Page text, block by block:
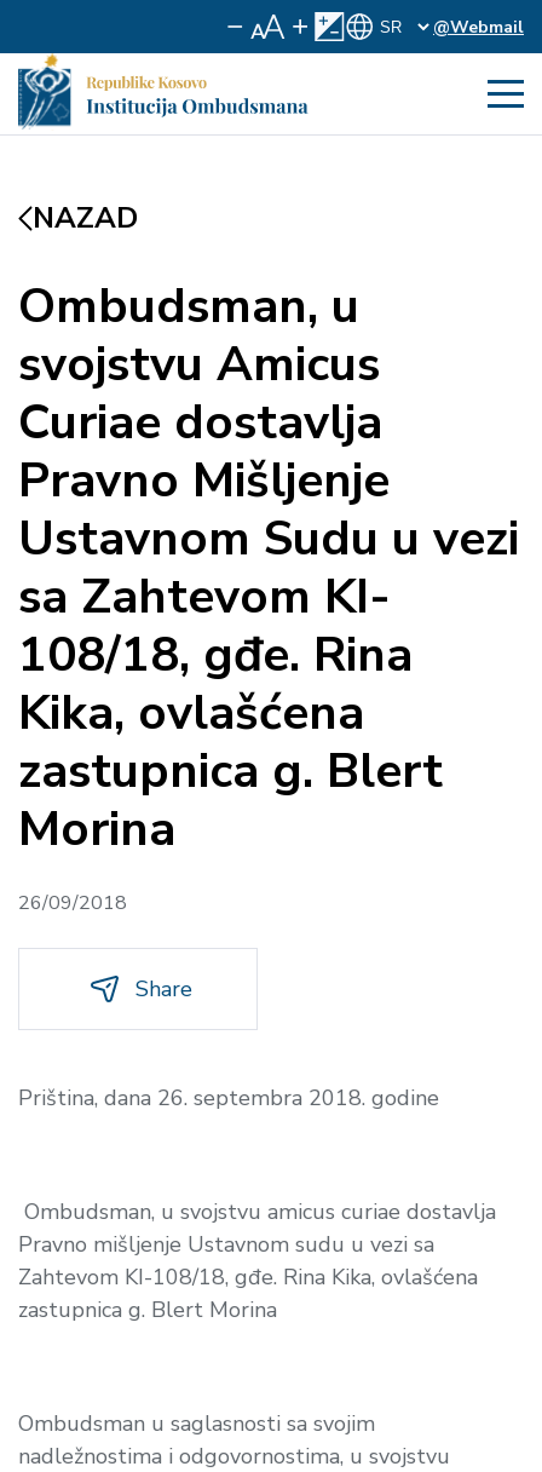
@Webmail
NAZAD
Ombudsman, u
svojstvu Amicus
Curiae dostavlja
Pravno Mišljenje
Ustavnom Sudu u vezi
sa Zahtevom KI-
108/18, gđe. Rina
Kika, ovlašćena
zastupnica g. Blert
Morina
26/09/2018
Share
Priština, dana 26. septembra 2018. godine
Ombudsman, u svojstvu amicus curiae dostavlja
Pravno mišljenje Ustavnom sudu u vezi sa
Zahtevom KI-108/18, gđe. Rina Kika, ovlašćena
zastupnica g. Blert Morina
Ombudsman u saglasnosti sa svojim
nadležnostima i odgovornostima, u svojstvu